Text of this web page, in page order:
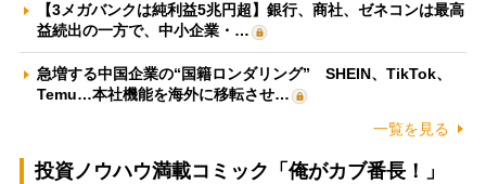
【3メガバンクは純利益5兆円超】銀行、商社、ゼネコンは最高
益続出の一方で、中小企業・…
急増する中国企業の“国籍ロンダリング” SHEIN、TikTok、
Temu…本社機能を海外に移転させ…
一覧を見る
投資ノウハウ満載コミック「俺がカブ番長！」